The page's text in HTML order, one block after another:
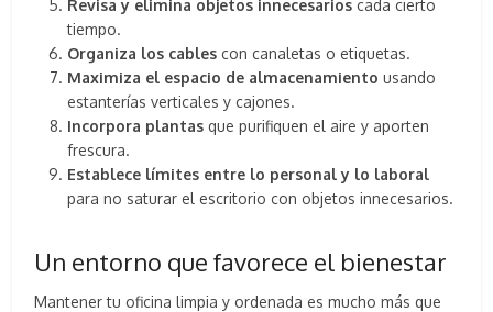
Revisa y elimina objetos innecesarios cada cierto
tiempo.
Organiza los cables con canaletas o etiquetas.
Maximiza el espacio de almacenamiento usando
estanterías verticales y cajones.
Incorpora plantas que purifiquen el aire y aporten
frescura.
Establece límites entre lo personal y lo laboral
para no saturar el escritorio con objetos innecesarios.
Un entorno que favorece el bienestar
Mantener tu oficina limpia y ordenada es mucho más que